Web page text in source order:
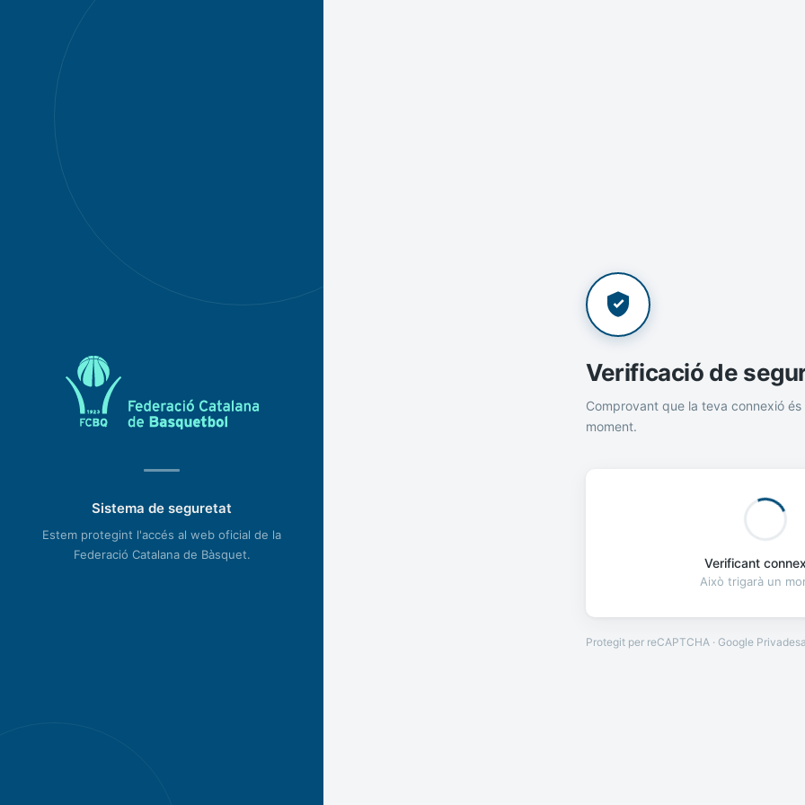
Sistema de seguretat
Estem protegint l'accés al web oficial de la
Federació Catalana de Bàsquet.
Verificació de
Comprovant que la teva connexió és
moment.
Verificant
Això trigarà un
Protegit per reCAPTCHA · Google Privadesa